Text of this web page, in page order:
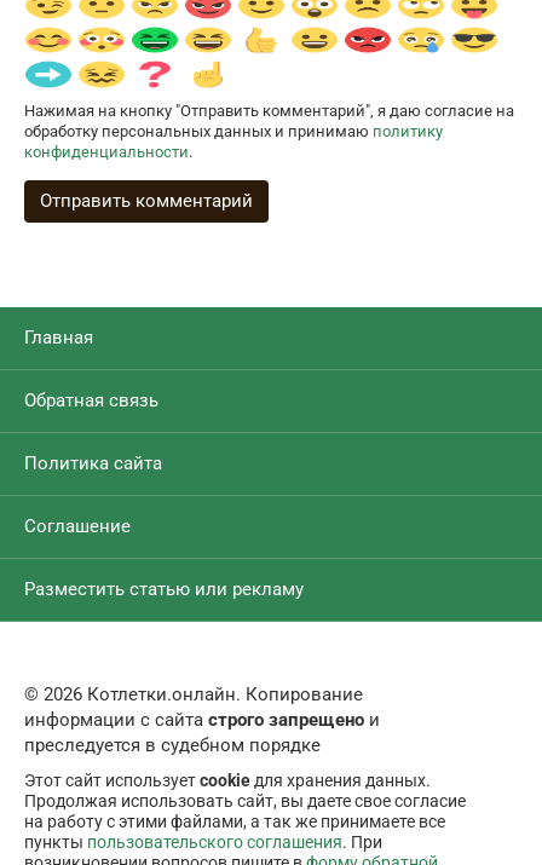
Нажимая на кнопку "Отправить комментарий", я даю согласие на
обработку персональных данных и принимаю политику
конфиденциальности.
Главная
Обратная связь
Политика сайта
Соглашение
Разместить статью или рекламу
© 2026 Котлетки.онлайн. Копирование
информации с сайта строго запрещено и
преследуется в судебном порядке
Этот сайт используетcookie для хранения данных.
Продолжая использовать сайт, вы даете свое согласие
на работу с этими файлами, а так же принимаете все
пункты пользовательского соглашения. При